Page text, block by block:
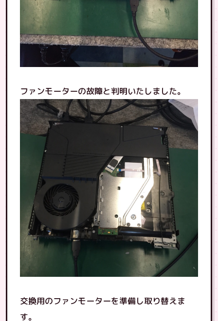
ファンモーターの故障と判明いたしました。
交換用のファンモーターを準備し取り替えま
す。